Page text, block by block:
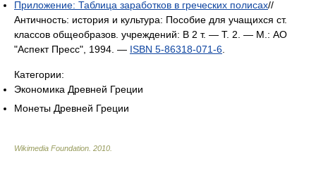
Приложение: Таблица заработков в греческих полисах//
Античность: история и культура: Пособие для учащихся ст.
классов общеобразов. учреждений: В 2 т. — Т. 2. — М.: АО
"Аспект Пресс", 1994. — ISBN 5-86318-071-6
Категории:
Экономика Древней Греции
Монеты Древней Греции
Wikimedia Foundation 2010